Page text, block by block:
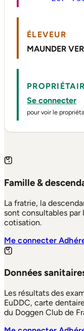
ÉLEVEUR
MAUNDER
Se connecter
pour voir le
Famille &
La fratrie, la
sont consultables par
cotisation.
Me connecter
Données
Les résultats des
EuDDC, carte
du Doggen Club de